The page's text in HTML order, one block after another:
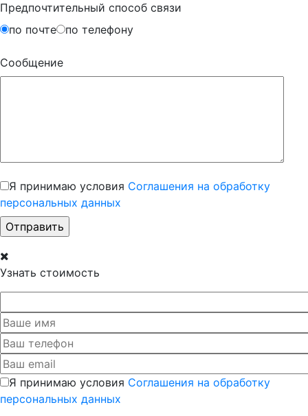
Предпочтительный способ связи
по почте
по телефону
Сообщение
Я принимаю условия Соглашения на обработку
персональных данных
Узнать стоимость
Я принимаю условия Соглашения на обработку
персональных данных